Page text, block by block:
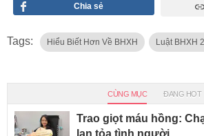
Chia sẻ
Tags: Hiểu Biết Hơn Về BHXH Luật BHXH
CÙNG MỤC ĐANG HOT
Trao giọt máu hồng: